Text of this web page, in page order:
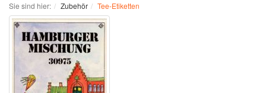
Sie sind hier: Zubehör Tee-Etiketten